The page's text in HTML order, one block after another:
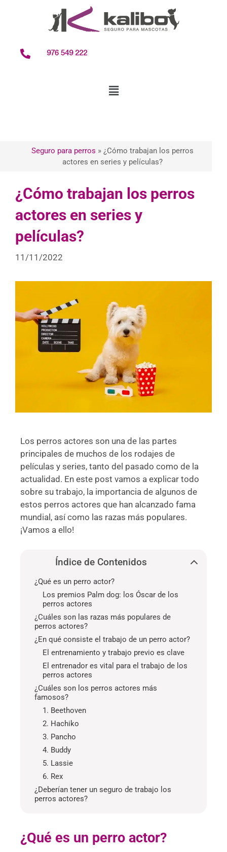
976 549 222
Seguro para perros » ¿Cómo trabajan los perros
actores en series y películas?
¿Cómo trabajan los perros
actores en series y
películas?
11/11/2022
Los perros actores son una de las partes
principales de muchos de los rodajes de
películas y series, tanto del pasado como de la
actualidad. En este post vamos a explicar todo
sobre su trabajo, la importancia de algunos de
estos perros actores que han alcanzado fama
mundial, así como las razas más populares.
¡Vamos a ello!
Índice de Contenidos
¿Qué es un perro actor?
Los premios Palm dog: los Óscar de los
perros actores
¿Cuáles son las razas más populares de
perros actores?
¿En qué consiste el trabajo de un perro actor?
El entrenamiento y trabajo previo es clave
El entrenador es vital para el trabajo de los
perros actores
¿Cuáles son los perros actores más
famosos?
1. Beethoven
2. Hachiko
3. Pancho
4. Buddy
5. Lassie
6. Rex
¿Deberían tener un seguro de trabajo los
perros actores?
¿Qué es un perro actor?